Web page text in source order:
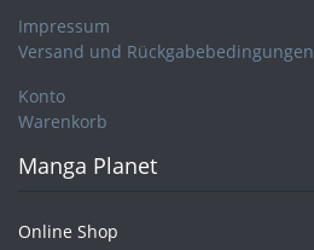
Impressum
Versand und Rückgabebedingungen
Konto
Warenkorb
Manga Planet
Online Shop